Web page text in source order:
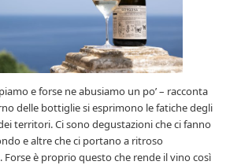
e forse ne abusiamo un po’ – racconta
delle bottiglie si esprimono le fatiche degli
territori. Ci sono degustazioni che ci fanno
e altre che ci portano a ritroso
è proprio questo che rende il vino così